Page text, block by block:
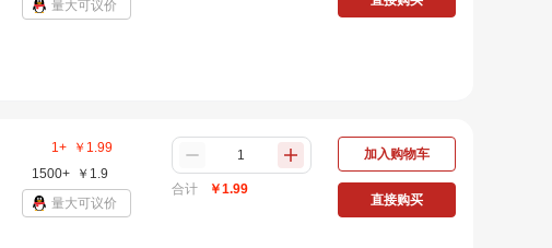
量大可议价
1+ ￥ 1.99
1500+
￥ 1.9
量大可议价
合计 ￥1.99
加入购物车
直接购买